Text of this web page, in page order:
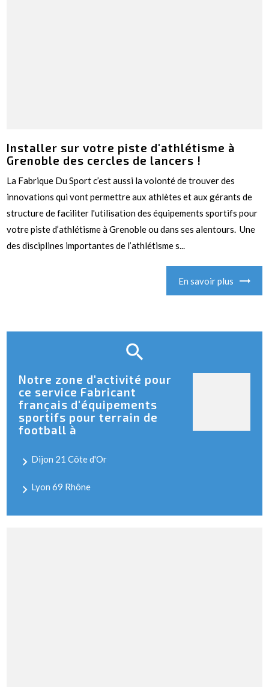
Installer sur votre piste d'athlétisme à
Grenoble des cercles de lancers !
La Fabrique Du Sport c’est aussi la volonté de trouver des
innovations qui vont permettre aux athlètes et aux gérants de
structure de faciliter l'utilisation des équipements sportifs pour
votre piste d’athlétisme à Grenoble ou dans ses alentours. Une
des disciplines importantes de l’athlétisme s...
En savoir plus
Notre zone d'activité pour
ce service Fabricant
français d'équipements
sportifs pour terrain de
football à
Dijon 21 Côte d'Or
Lyon 69 Rhône